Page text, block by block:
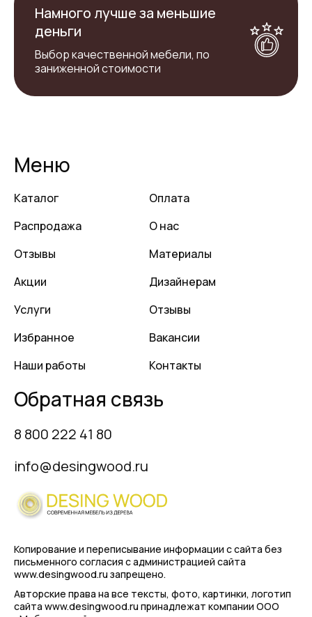
Намного лучше за меньшие
деньги
Выбор качественной мебели, по
заниженной стоимости
Меню
Каталог
Распродажа
Отзывы
Акции
Услуги
Избранное
Наши работы
Оплата
О нас
Материалы
Дизайнерам
Отзывы
Вакансии
Контакты
Обратная связь
8 800 222 41 80
info@desingwood.ru
Копирование и переписывание информации с сайта без
письменного согласия с администрацией сайта
www.desingwood.ru запрещено.
Авторские права на все тексты, фото, картинки, логотип
сайта www.desingwood.ru принадлежат компании ООО